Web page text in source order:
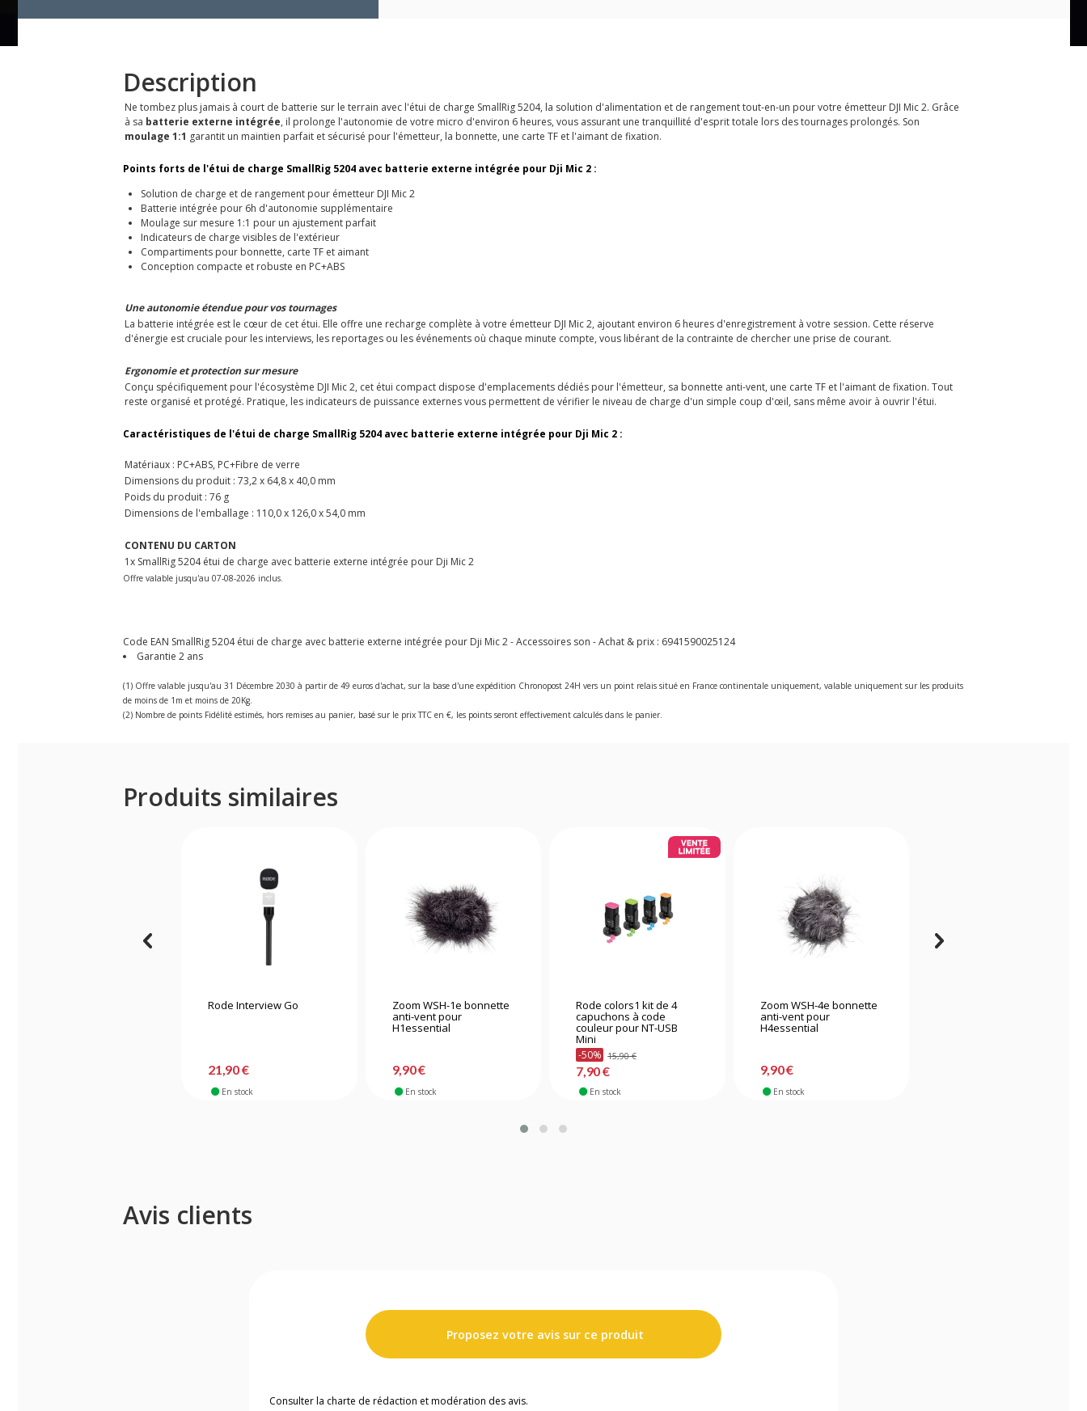
Description
Ne tombez plus jamais à court de batterie sur le terrain avec l'étui de charge SmallRig 5204, la solution d'alimentation et de rangement tout-en-un pour votre émetteur DJI Mic 2. Grâce
à sa batterie externe intégrée, il prolonge l'autonomie de votre micro d'environ 6 heures, vous assurant une tranquillité d'esprit totale lors des tournages prolongés. Son
moulage 1:1 garantit un maintien parfait et sécurisé pour l'émetteur, la bonnette, une carte TF et l'aimant de fixation.
Points forts de l'étui de charge SmallRig 5204 avec batterie externe intégrée pour Dji Mic 2 :
Solution de charge et de rangement pour émetteur DJI Mic 2
Batterie intégrée pour 6h d'autonomie supplémentaire
Moulage sur mesure 1:1 pour un ajustement parfait
Indicateurs de charge visibles de l'extérieur
Compartiments pour bonnette, carte TF et aimant
Conception compacte et robuste en PC+ABS
Une autonomie étendue pour vos tournages
La batterie intégrée est le cœur de cet étui. Elle offre une recharge complète à votre émetteur DJI Mic 2, ajoutant environ 6 heures d'enregistrement à votre session. Cette réserve
d'énergie est cruciale pour les interviews, les reportages ou les événements où chaque minute compte, vous libérant de la contrainte de chercher une prise de courant.
Ergonomie et protection sur mesure
Conçu spécifiquement pour l'écosystème DJI Mic 2, cet étui compact dispose d'emplacements dédiés pour l'émetteur, sa bonnette anti-vent, une carte TF et l'aimant de fixation. Tout
reste organisé et protégé. Pratique, les indicateurs de puissance externes vous permettent de vérifier le niveau de charge d'un simple coup d'œil, sans même avoir à ouvrir l'étui.
Caractéristiques de l'étui de charge SmallRig 5204 avec batterie externe intégrée pour Dji Mic 2 :
Matériaux : PC+ABS, PC+Fibre de verre
Dimensions du produit : 73,2 x 64,8 x 40,0 mm
Poids du produit : 76 g
Dimensions de l'emballage : 110,0 x 126,0 x 54,0 mm
CONTENU DU CARTON
1x SmallRig 5204 étui de charge avec batterie externe intégrée pour Dji Mic 2
Offre valable jusqu'au 07-08-2026 inclus.
Code EAN SmallRig 5204 étui de charge avec batterie externe intégrée pour Dji Mic 2 - Accessoires son - Achat & prix : 6941590025124
Garantie 2 ans
(1) Offre valable jusqu'au 31 Décembre 2030 à partir de 49 euros d'achat, sur la base d'une expédition Chronopost 24H vers un point relais situé en France continentale uniquement, valable uniquement sur les produits
de moins de 1m et moins de 20Kg.
(2) Nombre de points Fidélité estimés, hors remises au panier, basé sur le prix TTC en €, les points seront effectivement calculés dans le panier.
Produits similaires
Rode Interview Go
21,90 €
En stock
Zoom WSH-1e bonnette
anti-vent pour
H1essential
9,90 €
En stock
Rode colors1 kit de 4
capuchons à code
couleur pour NT-USB
Mini
-50% 15,90 €
7,90 €
En stock
Zoom WSH-4e bonnette
anti-vent pour
H4essential
9,90 €
En stock
Avis clients
Proposez votre avis sur ce produit
Consulter la charte de rédaction et modération des avis.